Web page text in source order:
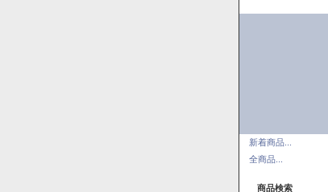
新着商品...
全商品...
商品検索